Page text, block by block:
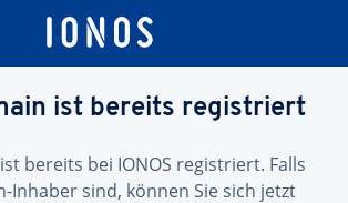
ist bereits registriert
bereits bei IONOS registriert. Falls
Inhaber sind, können Sie sich jetzt